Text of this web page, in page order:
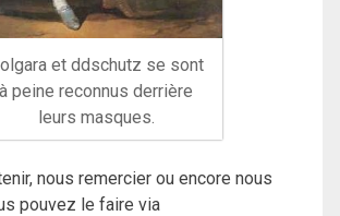
et ddschutz se sont
à peine reconnus derrière
leurs masques.
nous remercier ou encore nous
pouvez le faire via